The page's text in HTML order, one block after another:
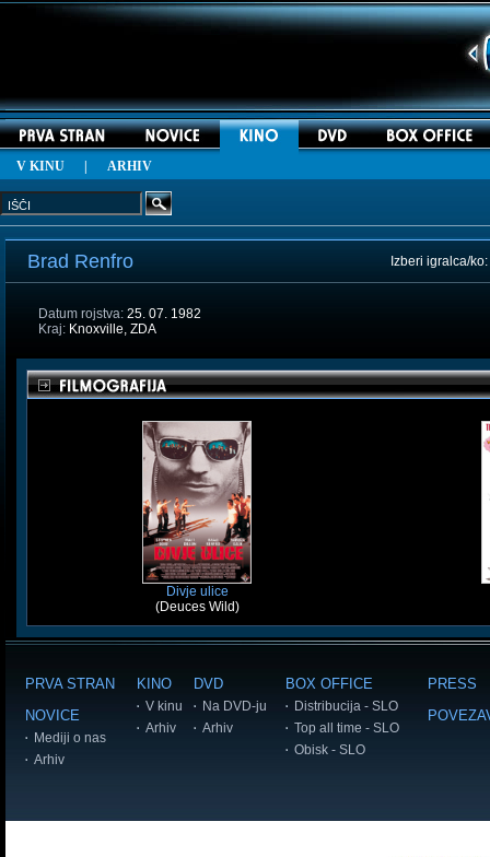
V KINU ARHIV
Brad Renfro Izberi igralca/ko:
Datum rojstva: 25. 07. 1982
Kraj: Knoxville, ZDA
Divje ulice
(Deuces Wild)
PRVA STRAN
NOVICE
Mediji o nas
Arhiv
KINO
V kinu
Arhiv
DVD
Na DVD-ju
Arhiv
BOX OFFICE
Distribucija - SLO
Top all time - SLO
Obisk - SLO
PRESS